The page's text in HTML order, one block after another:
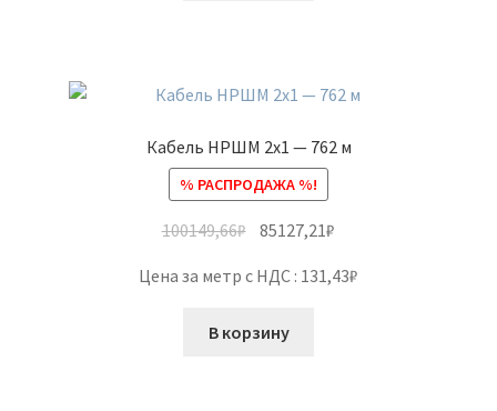
Кабель НРШМ 2х1 — 762 м
% РАСПРОДАЖА %!
100149,66₽ 85127,21₽
Цена за метр с НДС : 131,43₽
В корзину